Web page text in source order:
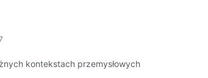
kontekstach przemysłowych